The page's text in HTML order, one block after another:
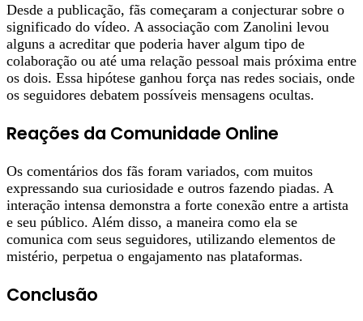
Desde a publicação, fãs começaram a conjecturar sobre o
significado do vídeo. A associação com Zanolini levou
alguns a acreditar que poderia haver algum tipo de
colaboração ou até uma relação pessoal mais próxima entre
os dois. Essa hipótese ganhou força nas redes sociais, onde
os seguidores debatem possíveis mensagens ocultas.
Reações da Comunidade Online
Os comentários dos fãs foram variados, com muitos
expressando sua curiosidade e outros fazendo piadas. A
interação intensa demonstra a forte conexão entre a artista
e seu público. Além disso, a maneira como ela se
comunica com seus seguidores, utilizando elementos de
mistério, perpetua o engajamento nas plataformas.
Conclusão